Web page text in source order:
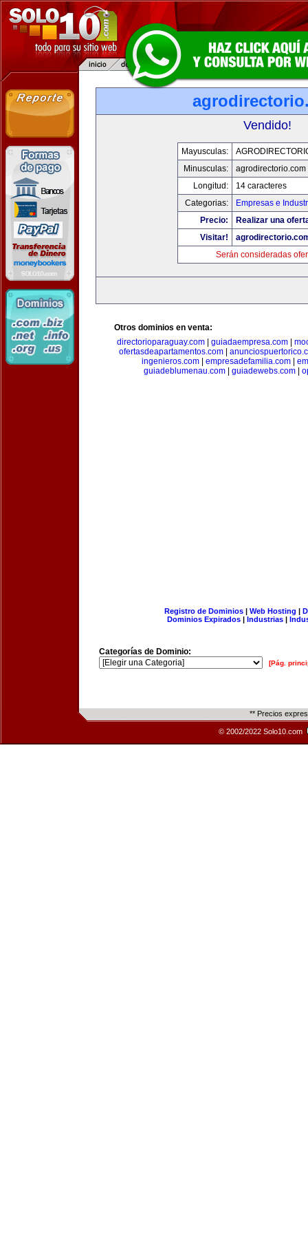
Vendido!
Mayusculas:
Minusculas:
agrodirectorio.com
Longitud:
14 caracteres
Categorias:
Empresas e
Precio:
Realizar una
Visitar!
Serán consideradas
Otros dominios en venta:
directorioparaguay.com| guiadaempresa.com|
ofertasdeapartamentos.com
ingenieros.com| empresadefamilia.com|
guiadeblumenau.com| guiadewebs.com|
Registro de Dominios| Web Hosting |
Dominios Expirados | Industrias |
Categorías de Dominio:
[Pág.
** Precios
© 2002/2022 Solo10.com